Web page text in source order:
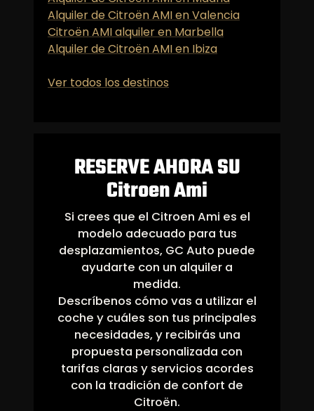
Alquiler de Citroën AMI en Valencia
Citroën AMI alquiler en Marbella
Alquiler de Citroën AMI en Ibiza
Ver todos los destinos
RESERVE AHORA SU
Citroen Ami
Si crees que el Citroen Ami es el
modelo adecuado para tus
desplazamientos, GC Auto puede
ayudarte con un alquiler a
medida.
Descríbenos cómo vas a utilizar el
coche y cuáles son tus principales
necesidades, y recibirás una
propuesta personalizada con
tarifas claras y servicios acordes
con la tradición de confort de
Citroën.